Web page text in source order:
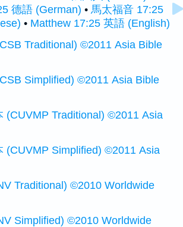
德語 (German) • 馬太福音 17:25
• Matthew 17:25 英語 (English)
Traditional) ©2011 Asia Bible
Simplified) ©2011 Asia Bible
(CUVMP Traditional) ©2011 Asia
(CUVMP Simplified) ©2011 Asia
Traditional) ©2010 Worldwide
Simplified) ©2010 Worldwide